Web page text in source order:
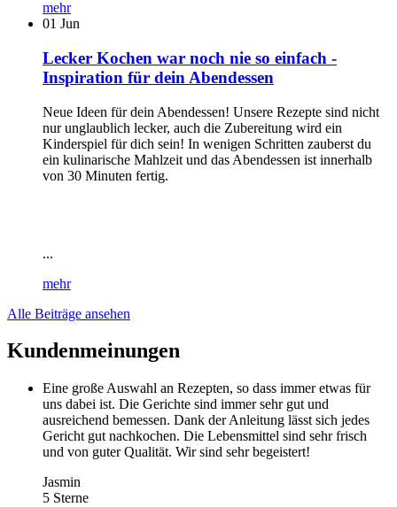
mehr
01 Jun
Lecker Kochen war noch nie so einfach -
Inspiration für dein Abendessen
Neue Ideen für dein Abendessen! Unsere Rezepte sind nicht
nur unglaublich lecker, auch die Zubereitung wird ein
Kinderspiel für dich sein! In wenigen Schritten zauberst du
ein kulinarische Mahlzeit und das Abendessen ist innerhalb
von 30 Minuten fertig.
...
mehr
Alle Beiträge ansehen
Kundenmeinungen
Eine große Auswahl an Rezepten, so dass immer etwas für
uns dabei ist. Die Gerichte sind immer sehr gut und
ausreichend bemessen. Dank der Anleitung lässt sich jedes
Gericht gut nachkochen. Die Lebensmittel sind sehr frisch
und von guter Qualität. Wir sind sehr begeistert!
Jasmin
5 Sterne